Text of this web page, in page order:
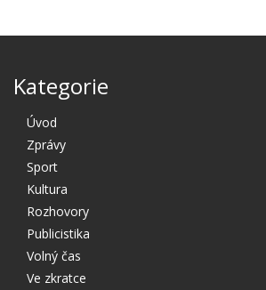
Kategorie
Úvod
Zprávy
Sport
Kultura
Rozhovory
Publicistika
Volný čas
Ve zkratce